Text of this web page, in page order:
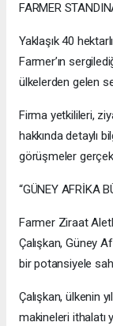
FARMER
Yaklaşık 40
Farmer’ın
ülkelerden gelen
Firma yetkilileri,
hakkında detaylı
görüşmeler
“GÜNEY AFRİKA
Farmer Ziraat
Çalışkan, Güney
bir potansiyele
Çalışkan, ülkenin
makineleri ithalatı